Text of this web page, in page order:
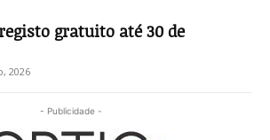
gratuito até 30 de
2026
- Publicidade -